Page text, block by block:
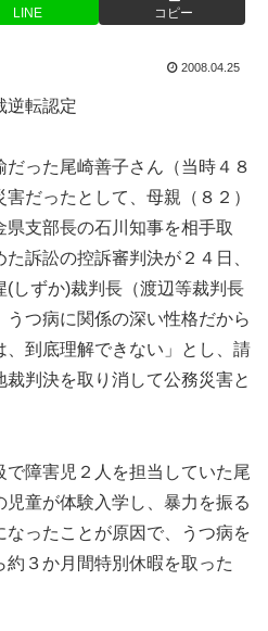
LINE コピー
2008.04.25
転認定
った尾崎善子さん（当時４８
だったとして、母親（８２）
支部長の石川知事を相手取
訴訟の控訴審判決が２４日、
しずか)裁判長（渡辺等裁判長
つ病に関係の深い性格だから
到底理解できない」とし、請
判決を取り消して公務災害と
障害児２人を担当していた尾
童が体験入学し、暴力を振る
なったことが原因で、うつ病を
３か月間特別休暇を取った